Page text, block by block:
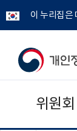
이 누리집은
개
위원